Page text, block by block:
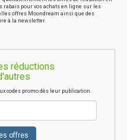
rabais pour vos achats en ligne sur les
offres Moondream ainsi que des
à la newsletter.
réductions
codes promo dès leur publication.
offres